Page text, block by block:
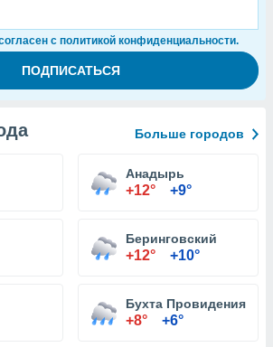
с политикой конфиденциальности.
Больше городов
Анадырь
+12° +9°
Беринговский
+12° +10°
Бухта Провидения
+8° +6°